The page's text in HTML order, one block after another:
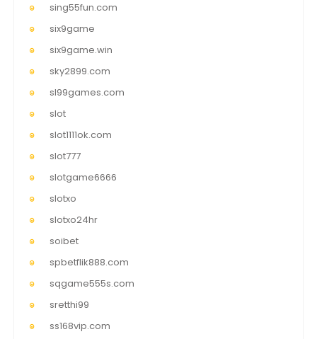
sing55fun.com
six9game
six9game.win
sky2899.com
sl99games.com
slot
slot1111ok.com
slot777
slotgame6666
slotxo
slotxo24hr
soibet
spbetflik888.com
sqgame555s.com
sretthi99
ss168vip.com